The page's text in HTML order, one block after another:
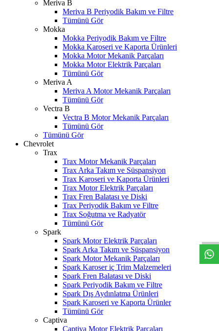
Meriva B
Meriva B Periyodik Bakım ve Filtre
Tümünü Gör
Mokka
Mokka Periyodik Bakım ve Filtre
Mokka Karoseri ve Kaporta Ürünleri
Mokka Motor Mekanik Parçaları
Mokka Motor Elektrik Parçaları
Tümünü Gör
Meriva A
Meriva A Motor Mekanik Parçaları
Tümünü Gör
Vectra B
Vectra B Motor Mekanik Parçaları
Tümünü Gör
Tümünü Gör
Chevrolet
Trax
Trax Motor Mekanik Parçaları
Trax Arka Takım ve Süspansiyon
Trax Karoseri ve Kaporta Ürünleri
Trax Motor Elektrik Parçaları
Trax Fren Balatası ve Diski
Trax Periyodik Bakım ve Filtre
Trax Soğutma ve Radyatör
Tümünü Gör
Spark
Spark Motor Elektrik Parçaları
Spark Arka Takım ve Süspansiyon
Spark Motor Mekanik Parçaları
Spark Karoser iç Trim Malzemeleri
Spark Fren Balatası ve Diski
Spark Periyodik Bakım ve Filtre
Spark Dış Aydınlatma Ürünleri
Spark Karoseri ve Kaporta Ürünler
Tümünü Gör
Captiva
Captiva Motor Elektrik Parçaları